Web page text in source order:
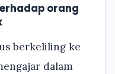
orang
berkeliling ke
dalam